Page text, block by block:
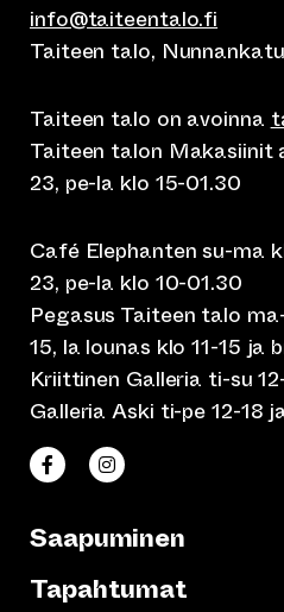
info@taiteentalo.fi
Taiteen talo,
Taiteen talo on avoinna
Taiteen talon Makasiinit
23, pe-la klo 15-01.30
Café Elephanten su-ma
23, pe-la klo 10-01.30
Pegasus Taiteen talo
15, la lounas klo 11-15 ja
Kriittinen Galleria ti-su
Galleria Aski ti-pe 12-18
Taiteen talo Facebookissa
(siirtyy toiseen
Taiteen talo
(siirtyy toiseen
Saapuminen
Tapahtumat